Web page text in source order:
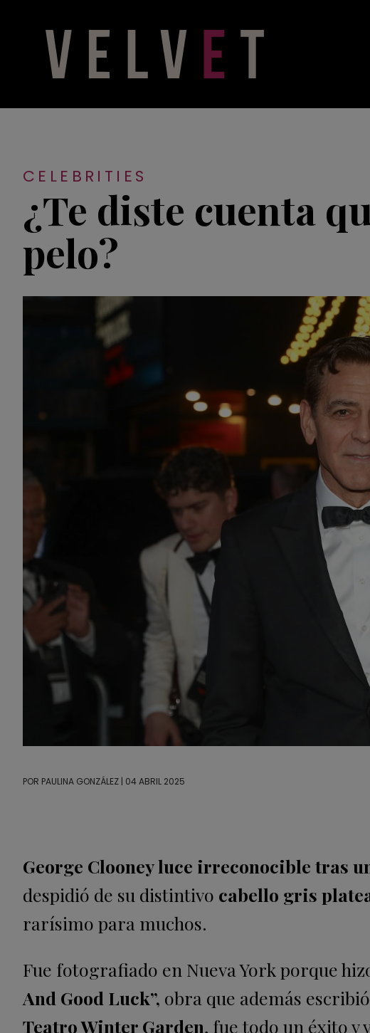
CELEBRITIES
¿Te diste cuenta
pelo?
POR PAULINA GONZÁLEZ | 04 ABRIL 2025
George Clooney luce irreconocible tras
despidió de su distintivo cabello gris
rarísimo para muchos.
Fue fotografiado en Nueva York porque
And Good Luck”, obra que además
Teatro Winter Garden, fue todo un éxito y